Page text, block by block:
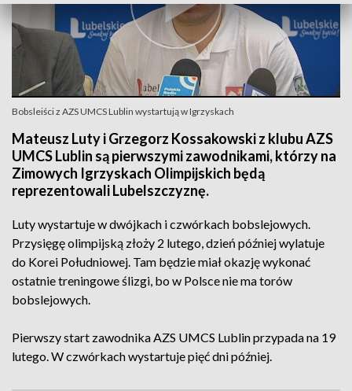
Bobsleiści z AZS UMCS Lublin wystartują w Igrzyskach
Mateusz Luty i Grzegorz Kossakowski z klubu AZS
UMCS Lublin są pierwszymi zawodnikami, którzy na
Zimowych Igrzyskach Olimpijskich będą
reprezentowali Lubelszczyznę.
Luty wystartuje w dwójkach i czwórkach bobslejowych.
Przysięgę olimpijską złoży 2 lutego, dzień później wylatuje
do Korei Południowej. Tam będzie miał okazję wykonać
ostatnie treningowe ślizgi, bo w Polsce nie ma torów
bobslejowych.
Pierwszy start zawodnika AZS UMCS Lublin przypada na 19
lutego. W czwórkach wystartuje pięć dni później.